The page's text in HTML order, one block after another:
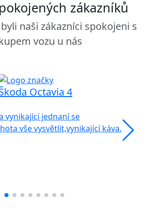
zákazníků
naši zákazníci spokojeni s
vozu u nás
Octavia 4
vynikající jednaní se
vše vysvětlit,vynikající káva.